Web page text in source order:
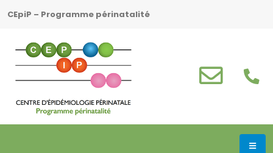
CEpiP – Programme périnatalité